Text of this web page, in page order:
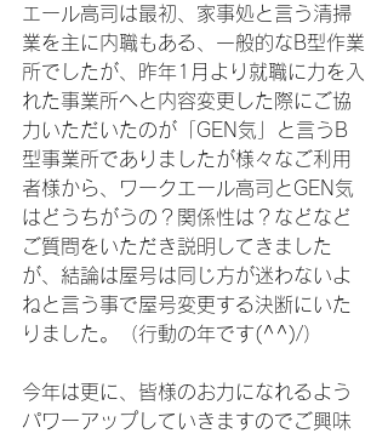
エール高司は最初、家事処と言う清掃
業を主に内職もある、一般的なB型作業
所でしたが、昨年1月より就職に力を入
れた事業所へと内容変更した際にご協
力いただいたのが「GEN気」と言うB
型事業所でありましたが様々なご利用
者様から、ワークエール高司とGEN気
はどうちがうの？関係性は？などなど
ご質問をいただき説明してきました
が、結論は屋号は同じ方が迷わないよ
ねと言う事で屋号変更する決断にいた
りました。（行動の年です(^^)/）
今年は更に、皆様のお力になれるよう
パワーアップしていきますのでご興味